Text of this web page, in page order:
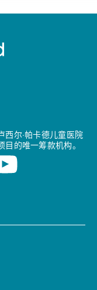
西尔·帕卡德儿童医院
的唯一筹款机构。